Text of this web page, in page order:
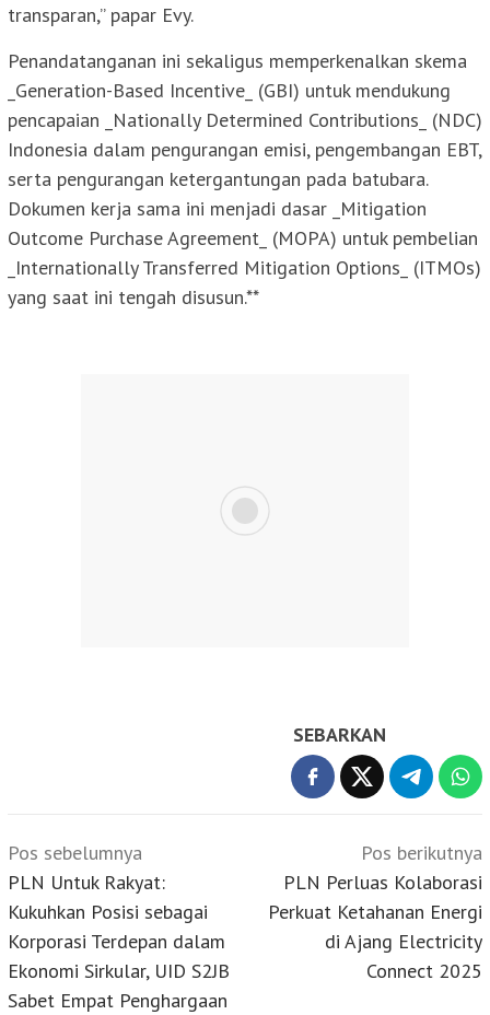
transparan,” papar Evy.
Penandatanganan ini sekaligus memperkenalkan skema
_Generation-Based Incentive_ (GBI) untuk mendukung
pencapaian _Nationally Determined Contributions_ (NDC)
Indonesia dalam pengurangan emisi, pengembangan EBT,
serta pengurangan ketergantungan pada batubara.
Dokumen kerja sama ini menjadi dasar _Mitigation
Outcome Purchase Agreement_ (MOPA) untuk pembelian
_Internationally Transferred Mitigation Options_ (ITMOs)
yang saat ini tengah disusun.**
SEBARKAN
Navigasi
pos
Pos sebelumnya
PLN Untuk Rakyat:
Kukuhkan Posisi sebagai
Korporasi Terdepan dalam
Ekonomi Sirkular, UID S2JB
Sabet Empat Penghargaan
Pos berikutnya
PLN Perluas Kolaborasi
Perkuat Ketahanan Energi
di Ajang Electricity
Connect 2025